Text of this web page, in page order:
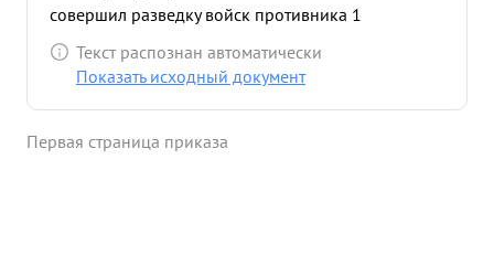
совершил разведку войск противника 1
Правильно и умело организует партполит в полку
и подразделениях Личным активным участием
работу полка Полк совершил 787 боевых вылетов
Текст распознан автоматически
Показать исходный документ
Первая страница приказа